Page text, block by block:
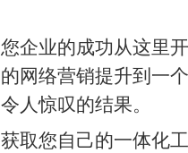
您企业的成功从这里
的网络营销提升到一
令人惊叹的结果。
获取您自己的一体化